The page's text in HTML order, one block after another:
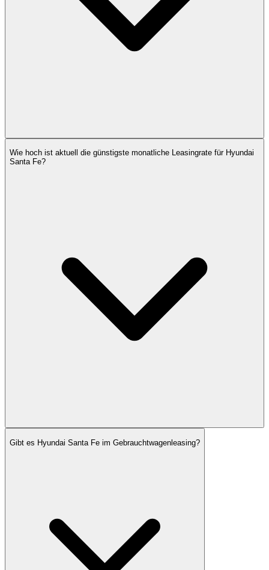
Wie hoch ist aktuell die günstigste monatliche Leasingrate für Hyundai
Santa Fe?
Gibt es Hyundai Santa Fe im Gebrauchtwagenleasing?